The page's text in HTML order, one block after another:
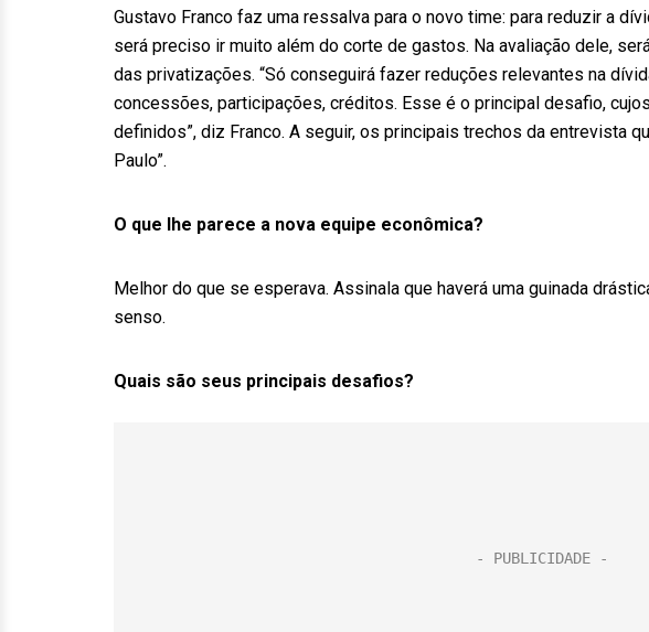
Gustavo Franco faz uma ressalva para o novo time: para reduzir a
será preciso ir muito além do corte de gastos. Na avaliação dele,
das privatizações. “Só conseguirá fazer reduções relevantes na
concessões, participações, créditos. Esse é o principal desafio,
definidos”, diz Franco. A seguir, os principais trechos da entrevista
Paulo”.
O que lhe parece a nova equipe econômica?
Melhor do que se esperava. Assinala que haverá uma guinada
senso.
Quais são seus principais desafios?